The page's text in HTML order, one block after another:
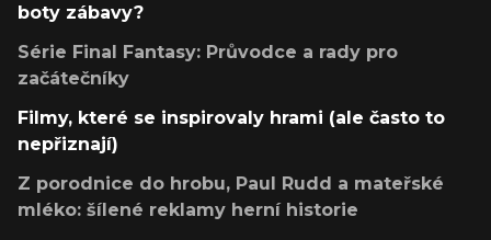
boty zábavy?
Série Final Fantasy: Průvodce a rady pro
začátečníky
Filmy, které se inspirovaly hrami (ale často to
nepřiznají)
Z porodnice do hrobu, Paul Rudd a mateřské
mléko: šílené reklamy herní historie